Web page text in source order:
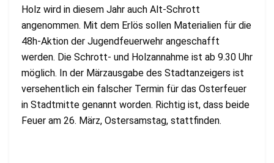
Holz wird in diesem Jahr auch Alt-Schrott
angenommen. Mit dem Erlös sollen Materialien für die
48h-Aktion der Jugendfeuerwehr angeschafft
werden. Die Schrott- und Holzannahme ist ab 9.30 Uhr
möglich. In der Märzausgabe des Stadtanzeigers ist
versehentlich ein falscher Termin für das Osterfeuer
in Stadtmitte genannt worden. Richtig ist, dass beide
Feuer am 26. März, Ostersamstag, stattfinden.